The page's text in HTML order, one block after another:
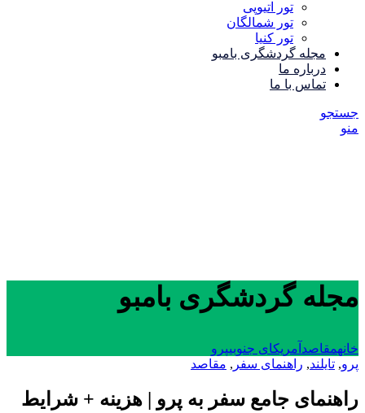
تور اتیوپی
تور شمالگان
تور کنیا
مجله گردشگری بامبو
درباره ما
تماس با ما
جستجو
منو
مجله گردشگری بامبو
خانهمقاصد آمریکای جنوبیپرو
پرو, تایلند, راهنمای سفر , مقاصد
راهنمای جامع سفر به پرو | هزینه + شرایط